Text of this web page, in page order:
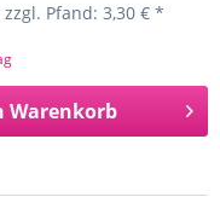
zzgl. Pfand: 3,30 € *
Warenkorb